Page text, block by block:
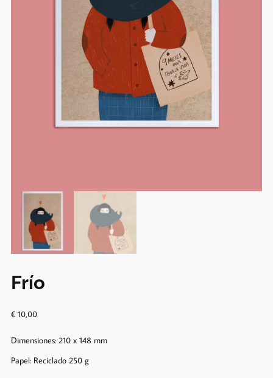
Frío
€ 10,00
Dimensiones: 210 x 148 mm
Papel: Reciclado 250 g